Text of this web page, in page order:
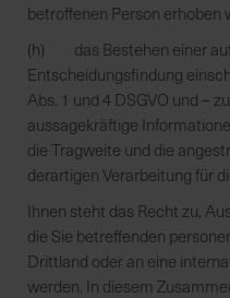
betroffenen Person erhoben
(h) das Bestehen einer
Entscheidungsfindung
Abs. 1 und 4 DSGVO und –
aussagekräftige
die Tragweite und die
derartigen Verarbeitung für
Ihnen steht das Recht zu,
die Sie betreffenden
Drittland oder an eine
werden. In diesem